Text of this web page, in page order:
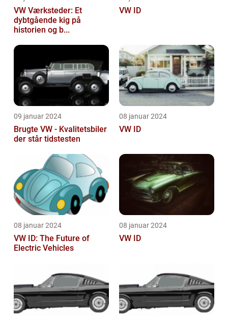
VW Værksteder: Et
dybtgående kig på
historien og b...
VW ID
09 januar 2024
Brugte VW - Kvalitetsbiler
der står tidstesten
08 januar 2024
VW ID
08 januar 2024
VW ID: The Future of
Electric Vehicles
08 januar 2024
VW ID